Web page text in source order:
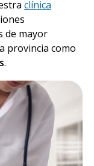
clínica
de mayor
provincia como
.